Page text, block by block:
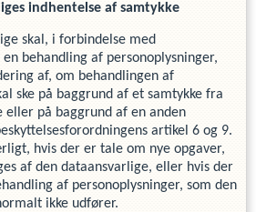
indhentelse af samtykke
skal, i forbindelse med
en behandling af personoplysninger,
af, om behandlingen af
ske på baggrund af et samtykke fra
eller på baggrund af en anden
artikel 6 og 9.
hvis der er tale om nye opgaver,
af den dataansvarlige, eller hvis der
af personoplysninger, som den
ikke udfører.